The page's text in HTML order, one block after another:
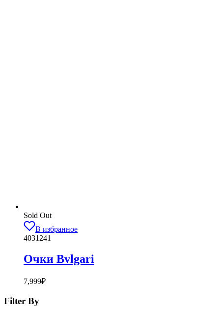
Sold Out
В избранное
4031241
Очки Bvlgari
7,999₽
Filter By